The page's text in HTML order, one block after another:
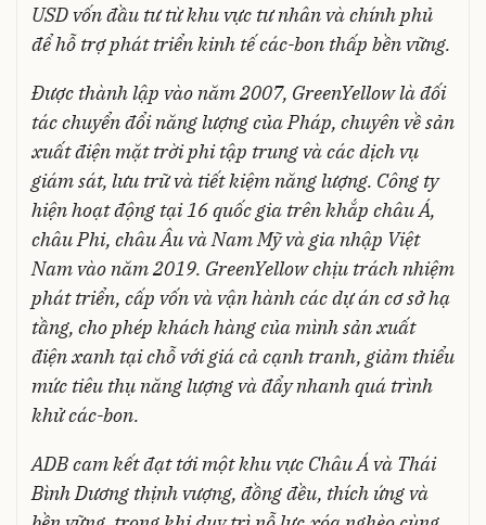
USD vốn đầu tư từ khu vực tư nhân và chính phủ
để hỗ trợ phát triển kinh tế các-bon thấp bền vững.
Được thành lập vào năm 2007, GreenYellow là đối
tác chuyển đổi năng lượng của Pháp, chuyên về sản
xuất điện mặt trời phi tập trung và các dịch vụ
giám sát, lưu trữ và tiết kiệm năng lượng. Công ty
hiện hoạt động tại 16 quốc gia trên khắp châu Á,
châu Phi, châu Âu và Nam Mỹ và gia nhập Việt
Nam vào năm 2019. GreenYellow chịu trách nhiệm
phát triển, cấp vốn và vận hành các dự án cơ sở hạ
tầng, cho phép khách hàng của mình sản xuất
điện xanh tại chỗ với giá cả cạnh tranh, giảm thiểu
mức tiêu thụ năng lượng và đẩy nhanh quá trình
khử các-bon.
ADB cam kết đạt tới một khu vực Châu Á và Thái
Bình Dương thịnh vượng, đồng đều, thích ứng và